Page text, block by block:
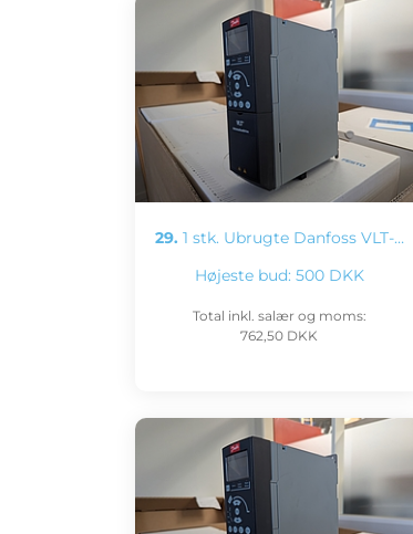
29. 1 stk. Ubrugte Danfoss VLT-…
Højeste bud: 500 DKK
Total inkl. salær og moms:
762,50 DKK